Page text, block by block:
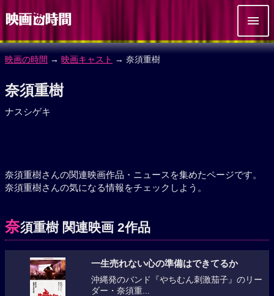
映画の時間 → 映画キャスト → 奈須重樹
奈須重樹
ナスシゲキ
奈須重樹さんの関連映画作品・ニュースを集めたページです。
奈須重樹さんの気になる情報をチェックしよう。
奈須重樹 関連映画 2作品
一生売れない心の準備はできてるか
沖縄発のバンド『やちむん刺激茄子』のリー
ダー・奈須重...